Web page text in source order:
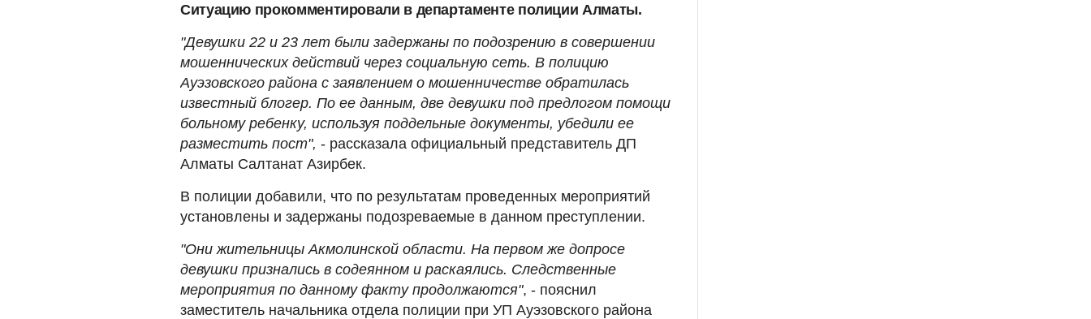
Ситуацию прокомментировали в департаменте полиции Алматы.
"Девушки 22 и 23 лет были задержаны по подозрению в совершении
мошеннических действий через социальную сеть. В полицию
Ауэзовского района с заявлением о мошенничестве обратилась
известный блогер. По ее данным, две девушки под предлогом помощи
больному ребенку, используя поддельные документы, убедили ее
разместить пост", - рассказала официальный представитель ДП
Алматы Салтанат Азирбек.
В полиции добавили, что по результатам проведенных мероприятий
установлены и задержаны подозреваемые в данном преступлении.
"Они жительницы Акмолинской области. На первом же допросе
девушки признались в содеянном и раскаялись. Следственные
мероприятия по данному факту продолжаются", - пояснил
заместитель начальника отдела полиции при УП Ауэзовского района